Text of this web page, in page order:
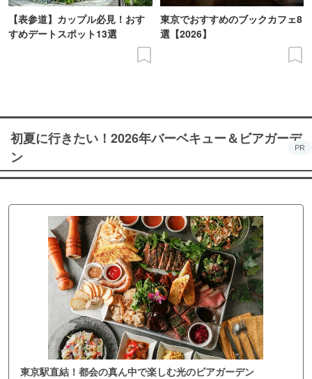
【表参道】カップル必見！おす
すめデートスポット13選
東京でおすすめのブックカフェ8
選【2026】
初夏に行きたい！2026年バーベキュー＆ビアガーデ
ン
PR
東京駅直結！都会の真ん中で楽しむ光のビアガーデン